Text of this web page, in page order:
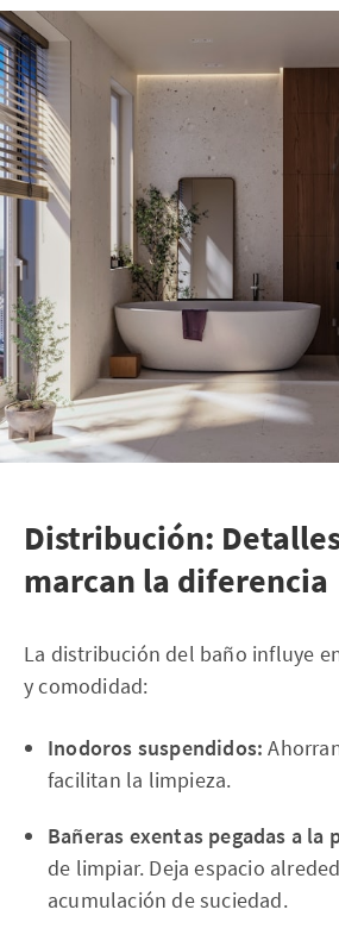
Distribución:
marcan la diferencia
La distribución del baño influye
y comodidad:
Inodoros suspendidos:
facilitan la limpieza.
Bañeras exentas pegadas a la
de limpiar. Deja espacio
acumulación de suciedad.